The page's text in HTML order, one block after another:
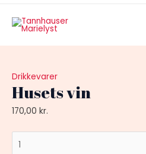
Drikkevarer
Husets vin
170,00 kr.